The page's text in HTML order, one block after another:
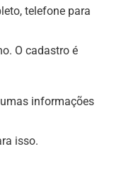
telefone para
O cadastro é
informações
isso.